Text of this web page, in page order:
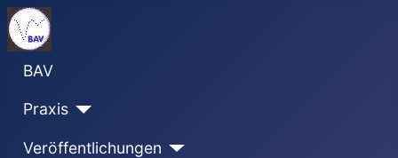
BAV
Praxis
Veröffentlichungen